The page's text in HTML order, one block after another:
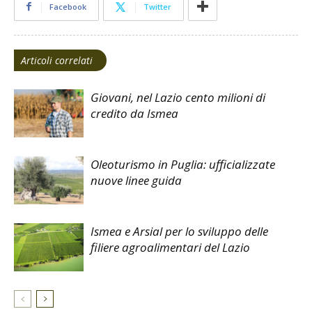
Facebook Twitter
Articoli correlati
Giovani, nel Lazio cento milioni di
credito da Ismea
Oleoturismo in Puglia: ufficializzate
nuove linee guida
Ismea e Arsial per lo sviluppo delle
filiere agroalimentari del Lazio